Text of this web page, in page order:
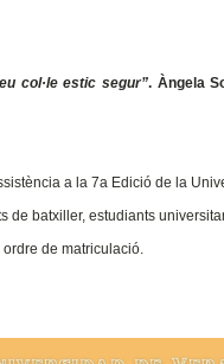
col·le estic segur”. Àngela
a la 7a Edició de la
de batxiller, estudiants
de matriculació.